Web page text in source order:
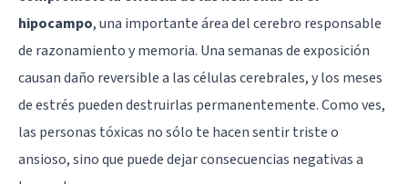
hipocampo, una importante área del cerebro responsable
de razonamiento y memoria. Una semanas de exposición
causan daño reversible a las células cerebrales, y los meses
de estrés pueden destruirlas permanentemente. Como ves,
las personas tóxicas no sólo te hacen sentir triste o
ansioso, sino que puede dejar consecuencias negativas a